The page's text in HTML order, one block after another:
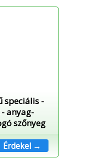
speciális -
anyag-
szőnyeg
Érdekel →